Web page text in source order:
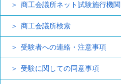
商工会議所ネット試験施行機関
商工会議所検索
受験者への連絡・注意事項
受験に関しての同意事項